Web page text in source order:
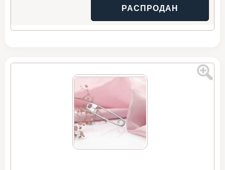
РАСПРОДАН